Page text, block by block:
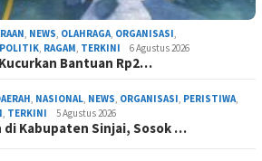
, NEWS, OLAHRAGA, ORGANISASI,
POLITIK, RAGAM, TERKINI 6 Agustus 2026
Bantuan Rp2…
, NASIONAL, NEWS, ORGANISASI, PERISTIWA,
, TERKINI 5 Agustus 2026
di Kabupaten Sinjai, Sosok …